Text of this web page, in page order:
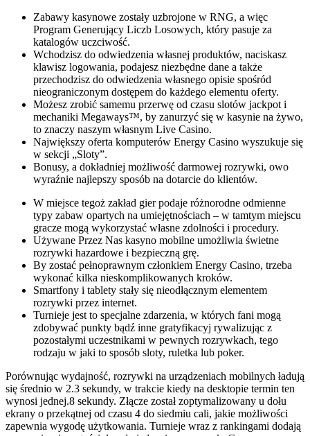
Zabawy kasynowe zostały uzbrojone w RNG, a więc
Program Generujący Liczb Losowych, który pasuje za
katalogów uczciwość.
Wchodzisz do odwiedzenia własnej produktów, naciskasz
klawisz logowania, podajesz niezbędne dane a także
przechodzisz do odwiedzenia własnego opisie spośród
nieograniczonym dostępem do każdego elementu oferty.
Możesz zrobić samemu przerwę od czasu slotów jackpot i
mechaniki Megaways™, by zanurzyć się w kasynie na żywo,
to znaczy naszym własnym Live Casino.
Największy oferta komputerów Energy Casino wyszukuje się
w sekcji „Sloty”.
Bonusy, a dokładniej możliwość darmowej rozrywki, owo
wyraźnie najlepszy sposób na dotarcie do klientów.
W miejsce tegoż zakład gier podaje różnorodne odmienne
typy zabaw opartych na umiejętnościach – w tamtym miejscu
gracze mogą wykorzystać własne zdolności i procedury.
Używane Przez Nas kasyno mobilne umożliwia świetne
rozrywki hazardowe i bezpieczną grę.
By zostać pełnoprawnym członkiem Energy Casino, trzeba
wykonać kilka nieskomplikowanych kroków.
Smartfony i tablety stały się nieodłącznym elementem
rozrywki przez internet.
Turnieje jest to specjalne zdarzenia, w których fani mogą
zdobywać punkty bądź inne gratyfikacyj rywalizując z
pozostałymi uczestnikami w pewnych rozrywkach, tego
rodzaju w jaki to sposób sloty, ruletka lub poker.
Porównując wydajność, rozrywki na urządzeniach mobilnych ładują
się średnio w 2.3 sekundy, w trakcie kiedy na desktopie termin ten
wynosi jednej.8 sekundy. Złącze został zoptymalizowany u dołu
ekrany o przekątnej od czasu 4 do siedmiu cali, jakie możliwości
zapewnia wygodę użytkowania. Turnieje wraz z rankingami dodają